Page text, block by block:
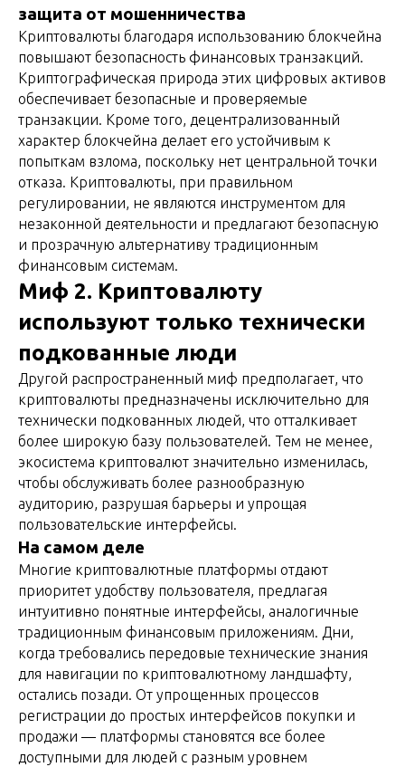
защита от мошенничества
Криптовалюты благодаря использованию блокчейна
повышают безопасность финансовых транзакций.
Криптографическая природа этих цифровых активов
обеспечивает безопасные и проверяемые
транзакции. Кроме того, децентрализованный
характер блокчейна делает его устойчивым к
попыткам взлома, поскольку нет центральной точки
отказа. Криптовалюты, при правильном
регулировании, не являются инструментом для
незаконной деятельности и предлагают безопасную
и прозрачную альтернативу традиционным
финансовым системам.
Миф 2. Криптовалюту
используют только технически
подкованные люди
Другой распространенный миф предполагает, что
криптовалюты предназначены исключительно для
технически подкованных людей, что отталкивает
более широкую базу пользователей. Тем не менее,
экосистема криптовалют значительно изменилась,
чтобы обслуживать более разнообразную
аудиторию, разрушая барьеры и упрощая
пользовательские интерфейсы.
На самом деле
Многие криптовалютные платформы отдают
приоритет удобству пользователя, предлагая
интуитивно понятные интерфейсы, аналогичные
традиционным финансовым приложениям. Дни,
когда требовались передовые технические знания
для навигации по криптовалютному ландшафту,
остались позади. От упрощенных процессов
регистрации до простых интерфейсов покупки и
продажи — платформы становятся все более
доступными для людей с разным уровнем